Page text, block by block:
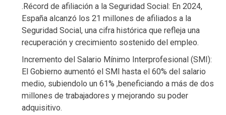
.Récord de afiliación a la Seguridad Social: En 2024,
España alcanzó los 21 millones de afiliados a la
Seguridad Social, una cifra histórica que refleja una
recuperación y crecimiento sostenido del empleo. ​
Incremento del Salario Mínimo Interprofesional (SMI):
El Gobierno aumentó el SMI hasta el 60% del salario
medio, subiendolo un 61% ,beneficiando a más de dos
millones de trabajadores y mejorando su poder
adquisitivo. ​